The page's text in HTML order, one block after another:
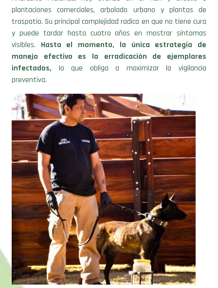
traspatio. Su principal complejidad radica en que no tiene cura
y puede tardar hasta cuatro años en mostrar síntomas
visibles. Hasta el momento, la única estrategia de
manejo efectivo es la erradicación de ejemplares
infectados,lo que obliga a maximizar la vigilancia
preventiva.
“Los síntomas tardíos hacen que la prevención sea el único